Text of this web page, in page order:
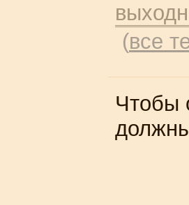
(все
Чтобы